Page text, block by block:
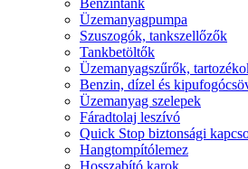
Benzintank
Üzemanyagpumpa
Szuszogók, tankszellőzők
Tankbetöltők
Üzemanyagszűrők,
Benzin, dízel és
Üzemanyag szelepek
Fáradtolaj leszívó
Quick Stop biztonsági
Hangtompítólemez